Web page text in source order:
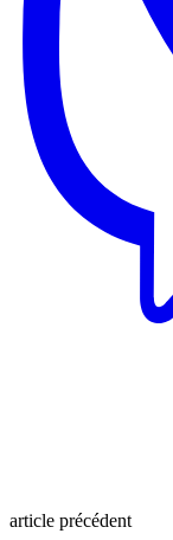
article précédent